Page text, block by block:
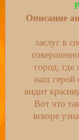
Описание
заслуг в
город, где
наш герой
видит
Вот что
вскоре